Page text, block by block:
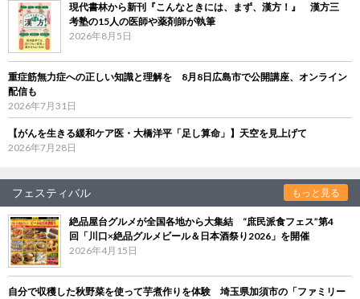
現代書林から新刊『こんなときには、まず、漢方！』 漢方三
考塾の15人の医師や薬剤師が執筆
2026年8月5日
重症筋無力症への正しい知識と理解を 8月8日広島市で公開講座、オンライン
配信も
2026年7月31日
【がんを生きる緩和ケア医・大橋洋平「足し算命」】天空を見上げて
2026年7月28日
フェスティバル もっと見る
絶品屋台グルメが全国各地から大集結 “庶民派食フェス”第4
回「川口×絶品グルメビール＆日本酒祭り2026」を開催
2026年4月15日
自分で収穫した秋野菜を使って芋煮作りを体験 埼玉県加須市の「ファミリー